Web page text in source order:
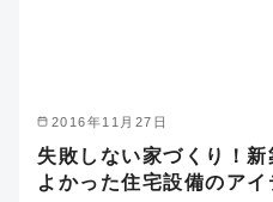
2016年11月27日
失敗しない家づくり！
よかった住宅設備のアイ